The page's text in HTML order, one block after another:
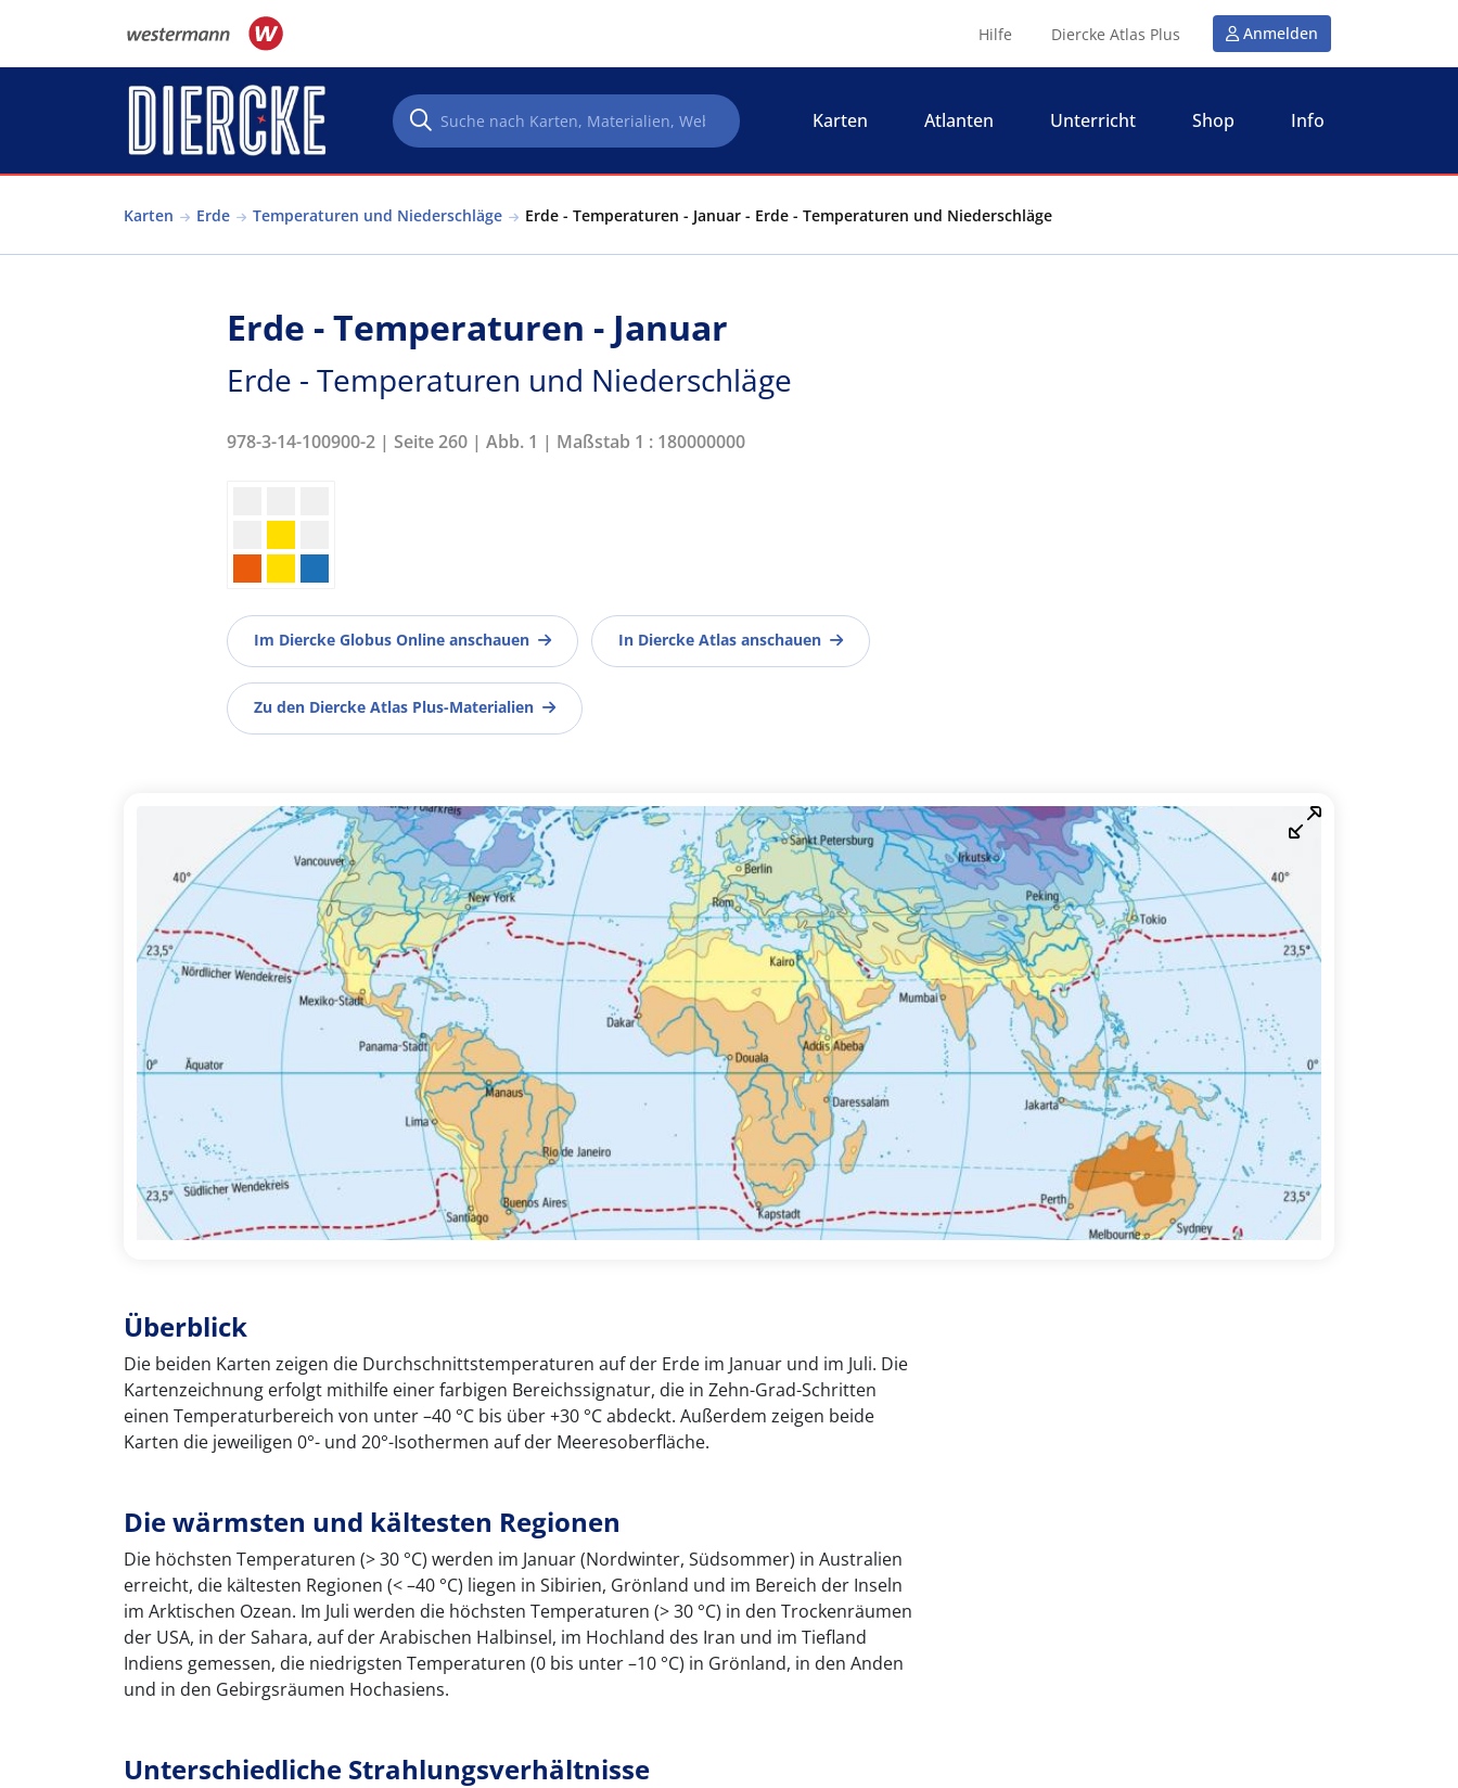
Hilfe Diercke Atlas Plus Anmelden
Karten Atlanten Unterricht Shop Info
Karten Erde Temperaturen und Niederschläge Erde - Temperaturen - Januar - Erde - Temperaturen und Niederschläge
Erde - Temperaturen - Januar
Erde - Temperaturen und Niederschläge
978-3-14-100900-2 | Seite 260 | Abb. 1 | Maßstab 1 : 180000000
Im Diercke Globus Online anschauen In Diercke Atlas anschauen
Zu den Diercke Atlas Plus-Materialien
Überblick
Die beiden Karten zeigen die Durchschnittstemperaturen auf der Erde im Januar und im Juli. Die
Kartenzeichnung erfolgt mithilfe einer farbigen Bereichssignatur, die in Zehn-Grad-Schritten
einen Temperaturbereich von unter –40 °C bis über +30 °C abdeckt. Außerdem zeigen beide
Karten die jeweiligen 0°- und 20°-Isothermen auf der Meeresoberfläche.
Die wärmsten und kältesten Regionen
Die höchsten Temperaturen (> 30 °C) werden im Januar (Nordwinter, Südsommer) in Australien
erreicht, die kältesten Regionen (< –40 °C) liegen in Sibirien, Grönland und im Bereich der Inseln
im Arktischen Ozean. Im Juli werden die höchsten Temperaturen (> 30 °C) in den Trockenräumen
der USA, in der Sahara, auf der Arabischen Halbinsel, im Hochland des Iran und im Tiefland
Indiens gemessen, die niedrigsten Temperaturen (0 bis unter –10 °C) in Grönland, in den Anden
und in den Gebirgsräumen Hochasiens.
Unterschiedliche Strahlungsverhältnisse